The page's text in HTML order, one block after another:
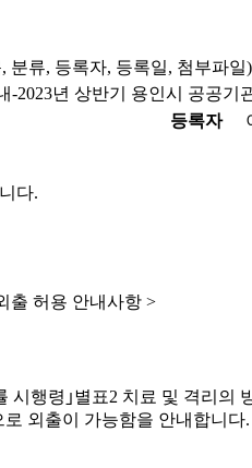
분류, 등록자, 등록일, 첨부파일)
-2023년 상반기 용인시 공공기
등록자
다.
출 허용 안내사항 >
시행령｣별표2 치료 및 격리의
외출이 가능함을 안내합니다.